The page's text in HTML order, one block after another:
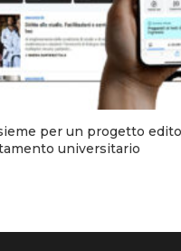
per un progetto
universitario